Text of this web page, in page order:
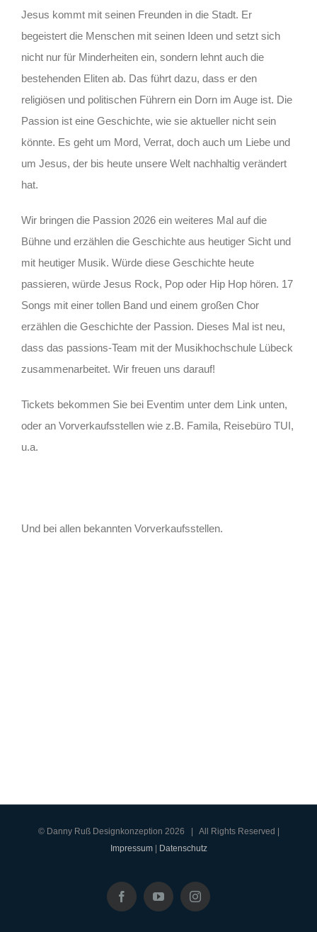
Jesus kommt mit seinen Freunden in die Stadt. Er
begeistert die Menschen mit seinen Ideen und setzt sich
nicht nur für Minderheiten ein, sondern lehnt auch die
bestehenden Eliten ab. Das führt dazu, dass er den
religiösen und politischen Führern ein Dorn im Auge ist. Die
Passion ist eine Geschichte, wie sie aktueller nicht sein
könnte. Es geht um Mord, Verrat, doch auch um Liebe und
um Jesus, der bis heute unsere Welt nachhaltig verändert
hat.
Wir bringen die Passion 2026 ein weiteres Mal auf die
Bühne und erzählen die Geschichte aus heutiger Sicht und
mit heutiger Musik. Würde diese Geschichte heute
passieren, würde Jesus Rock, Pop oder Hip Hop hören. 17
Songs mit einer tollen Band und einem großen Chor
erzählen die Geschichte der Passion. Dieses Mal ist neu,
dass das passions-Team mit der Musikhochschule Lübeck
zusammenarbeitet. Wir freuen uns darauf!
Tickets bekommen Sie bei Eventim unter dem Link unten,
oder an Vorverkaufsstellen wie z.B. Famila, Reisebüro TUI,
u.a.
Und bei allen bekannten Vorverkaufsstellen.
© Danny Ruß Designkonzeption 2026 | All Rights Reserved |
Impressum| Datenschutz
FacebookYouTubeInstagram